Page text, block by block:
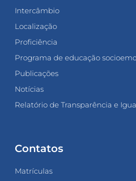
Intercâmbio
Localização
Proficiência
Programa de educação
Publicações
Notícias
Relatório de Transparência e
Contatos
Matrículas